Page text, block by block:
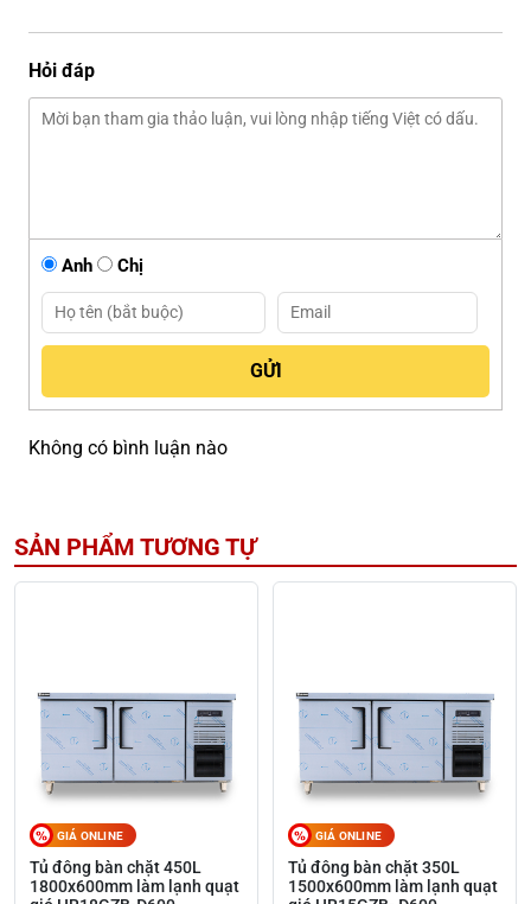
Hỏi đáp
Anh Chị
Không có bình luận nào
SẢN PHẨM TƯƠNG TỰ
GIÁ ONLINE
Tủ đông bàn chặt 450L
1800x600mm làm lạnh quạt
GIÁ ONLINE
Tủ đông bàn chặt 350L
1500x600mm làm lạnh quạt